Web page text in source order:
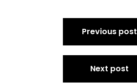
Previous post
Next post